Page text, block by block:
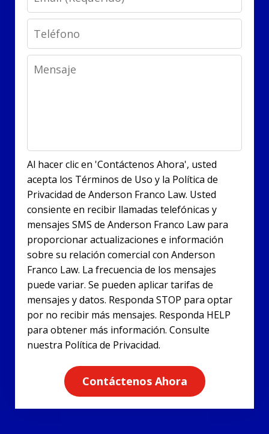
Phone
Message
Al hacer clic en 'Contáctenos Ahora', usted
acepta los Términos de Uso y la Política de
Privacidad de Anderson Franco Law. Usted
consiente en recibir llamadas telefónicas y
mensajes SMS de Anderson Franco Law para
proporcionar actualizaciones e información
sobre su relación comercial con Anderson
Franco Law. La frecuencia de los mensajes
puede variar. Se pueden aplicar tarifas de
mensajes y datos. Responda STOP para optar
por no recibir más mensajes. Responda HELP
para obtener más información. Consulte
nuestra Política de Privacidad.
Contáctenos Ahora